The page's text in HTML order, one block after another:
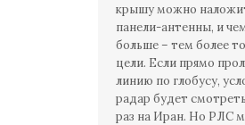
крышу можно
панели-антенны, и
больше – тем более
цели. Если прямо
линию по глобусу,
радар будет
раз на Иран. Но РЛС